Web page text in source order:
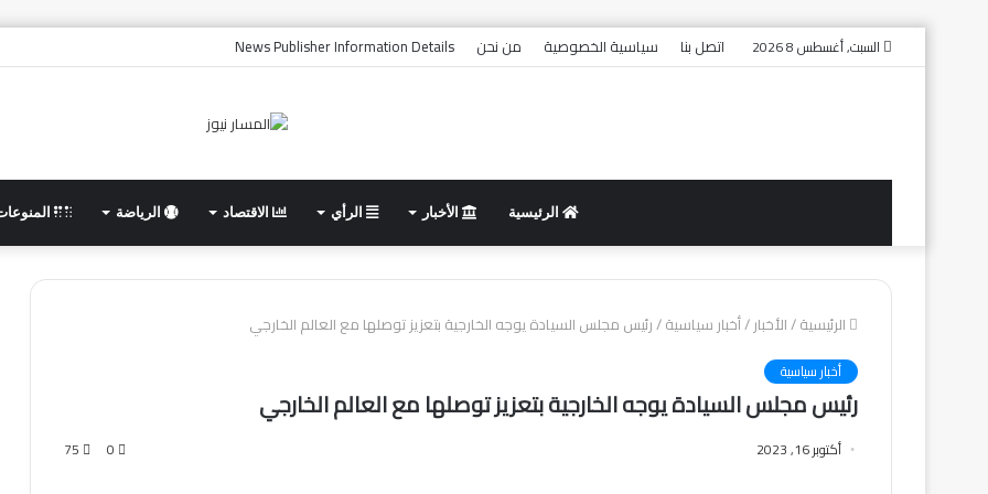
السبت, أغسطس 8 2026 اتصل بنا سياسية الخصوصية من نحن News Publisher Information Details
الرئيسية الأخبار الرأي الاقتصاد الرياضة
الرئيسية/الأخبار/أخبار سياسية/رئيس مجلس السيادة يوجه الخارجية بتعزيز توصلها مع العالم الخارجي
أخبار سياسية
رئيس مجلس السيادة يوجه الخارجية بتعزيز توصلها مع العالم الخارجي
أكتوبر 16, 2023 0
75